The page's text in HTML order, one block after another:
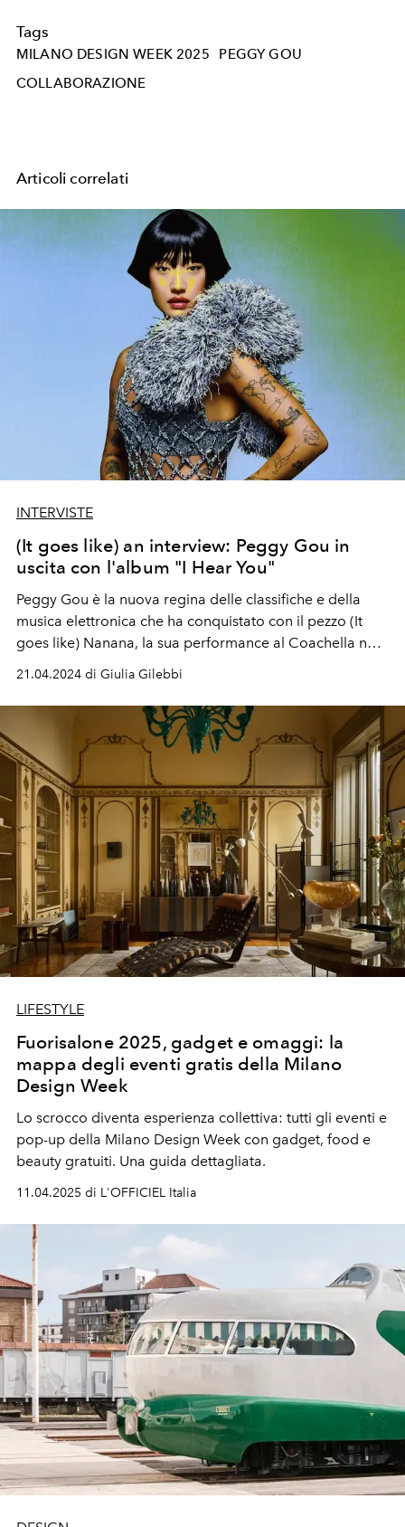
Tags
MILANO DESIGN WEEK 2025
PEGGY GOU
COLLABORAZIONE
Articoli correlati
INTERVISTE
(It goes like) an interview: Peggy Gou in
uscita con l'album "I Hear You"
Peggy Gou è la nuova regina delle classifiche e della
musica elettronica che ha conquistato con il pezzo (It
goes like) Nanana, la sua performance al Coachella ne è
una conferma. Il 7 giugno esce il suo primo album “I
di eccezione con Lenny Kravitz.
21.04.2024 di Giulia Gilebbi
LIFESTYLE
Fuorisalone 2025, gadget e omaggi: la
mappa degli eventi gratis della Milano
Design Week
Lo scrocco diventa esperienza collettiva: tutti gli eventi e
pop-up della Milano Design Week con gadget, food e
beauty gratuiti. Una guida dettagliata.
11.04.2025 di L'OFFICIEL Italia